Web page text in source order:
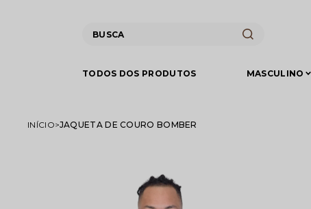
TODOS DOS PRODUTOS MASCULINO
INÍCIO JAQUETA DE COURO BOMBER